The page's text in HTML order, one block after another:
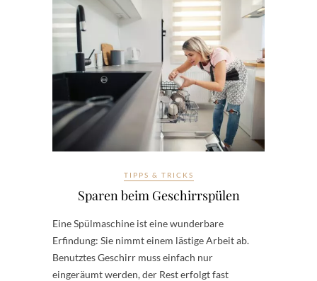
TIPPS & TRICKS
Sparen beim Geschirrspülen
Eine Spülmaschine ist eine wunderbare
Erfindung: Sie nimmt einem lästige Arbeit ab.
Benutztes Geschirr muss einfach nur
eingeräumt werden, der Rest erfolgt fast